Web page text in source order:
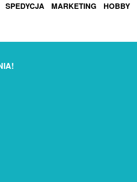
SPEDYCJA MARKETING HOBBY